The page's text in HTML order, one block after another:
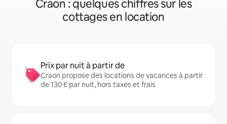
Craon : quelques chiffres sur les
cottages en location
Prix par nuit à partir de
Craon propose des locations de vacances à partir
de 130 € par nuit, hors taxes et frais